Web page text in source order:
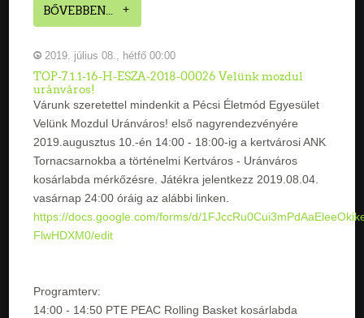
BŐVEBBEN...
2019. július 08., hétfő 00:00
TOP-7.1.1-16-H-ESZA-2018-00026 Velünk mozdul
uránváros!
Várunk szeretettel mindenkit a Pécsi Életmód Egyesület
Velünk Mozdul Uránváros! első nagyrendezvényére
2019.augusztus 10.-én 14:00 - 18:00-ig a kertvárosi ANK
Tornacsarnokba a történelmi Kertváros - Uránváros
kosárlabda mérkőzésre. Játékra jelentkezz 2019.08.04.
vasárnap 24:00 óráig az alábbi linken.
https://docs.google.com/forms/d/
FlwHDXM0/edit
Programterv:
14:00 - 14:50 PTE PEAC Rolling Basket kosárlabda